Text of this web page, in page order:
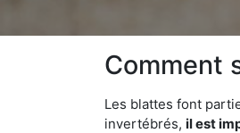
Comment
Les blattes font
invertébrés, il est